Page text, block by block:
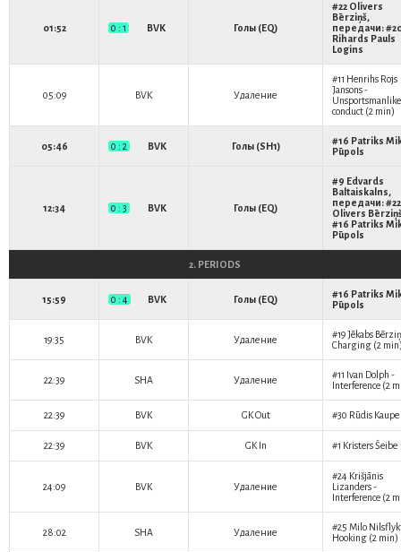
01:52 0 : 1 BVK Голы (EQ)
#22 Olivers
Bērziņš,
передачи:
Rihards Pauls
Logins
05:09 BVK Удаление
#11 Henrihs Rojs
Jansons-
Unsportsmanlike
conduct (2 min)
05:46 0 : 2 BVK Голы (SH1) #16 Patriks
Pūpols
12:34 0 : 3 BVK Голы (EQ)
#9 Edvards
Baltaiskalns,
передачи: #22
Olivers
#16 Patriks
Pūpols
2. PERIODS
15:59 0 : 4 BVK Голы (EQ) #16 Patriks
Pūpols
19:35 BVK Удаление #19Jēkabs
Charging (2
22:39 SHA Удаление #11 Ivan Dolph -
Interference (2
22:39 BVK GK Out #30 Rūdis Kaupe
22:39 BVK GK In #1 Kristers Šeibe
24:09 BVK Удаление
#24 Krišjānis
Lizanders-
Interference (2
28:02 SHA Удаление #25 Milo
Hooking (2 min)